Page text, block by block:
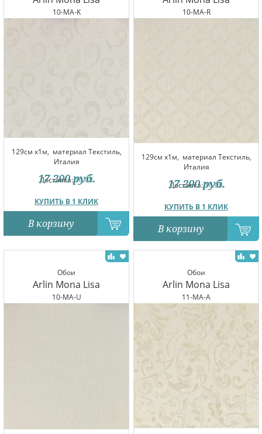
10-MA-K
129см x1м, материал Текстиль,
Италия
Доставка:10.08
КУПИТЬ В 1 КЛИК
17 200 руб.
В корзину
10-MA-R
129см x1м, материал Текстиль,
Италия
Доставка:10.08
КУПИТЬ В 1 КЛИК
17 200 руб.
В корзину
Обои
Arlin Mona Lisa
10-MA-U
Обои
Arlin Mona Lisa
11-MA-A